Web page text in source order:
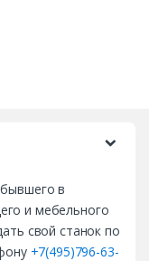
в
и мебельного
свой станок по
+7(495)796-63-